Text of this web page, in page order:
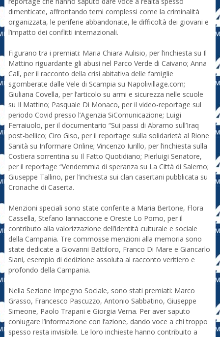
dimenticate, affrontando temi complessi come la criminalità
organizzata, le periferie abbandonate, le difficoltà dei giovani e
l’impatto dei conflitti internazionali.
Figurano tra i premiati: Maria Chiara Aulisio, per l’inchiesta su Il
Mattino riguardante gli abusi nel Parco Verde di Caivano; Anna
Calì, per il racconto della crisi abitativa delle famiglie
sgomberate dalle Vele di Scampia su Napolivillage.com;
Giuliana Covella, per l’articolo su armi e sicurezza nelle scuole
su Il Mattino; Pasquale Di Monaco, per il video-reportage sul
periodo Covid presso l’Agenzia SiComunicazione; Luigi
Ferraiuolo, per il documentario “Sui passi di Abramo sull’Iraq
post-bellico; Ciro Giso, per il reportage sulla solidarietà al Rione
Sanità su Informare Online; Vincenzo Iurillo, per l’inchiesta sulla
Costiera sorrentina su Il Fatto Quotidiano; Pierluigi Senatore,
per il reportage “Vendemmia di speranza su La Città di Salerno;
Giuseppe Tallino, per l’inchiesta sui clan casertani pubblicata su
Cronache di Caserta.
Menzioni speciali sono state conferite a Maria Bertone, Flora
Cassella, Stefano Iannaccone e Oreste Lo Pomo, per il
contributo alla valorizzazione dell’identità culturale e sociale
della Campania. Tre commosse menzioni alla memoria sono
state dedicate a Giovanni Battiloro, Franco Di Mare e Giancarlo
Siani, esempio di dedizione assoluta al racconto veritiero e
profondo della Campania.
Nella Sezione Impegno Sociale, sono stati premiati: Marco
Grasso, Francesco Pascuzzo, Antonio Sabbatino, Giuseppe
Simeone, Paolo Trapani e Giorgia Verna. Per aver saputo
coniugare l’informazione con l’azione, dando voce a chi troppo
spesso resta invisibile. Le loro inchieste hanno contribuito a